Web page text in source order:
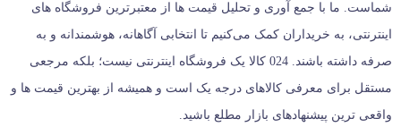
شماست. ما با جمع‌ آوری و تحلیل قیمت‌ ها از معتبرترین فروشگاه‌ های
اینترنتی، به خریداران کمک می‌کنیم تا انتخابی آگاهانه، هوشمندانه و به‌
صرفه داشته باشند. 024 کالا یک فروشگاه اینترنتی نیست؛ بلکه مرجعی
مستقل برای معرفی کالاهای درجه یک است و همیشه از بهترین قیمت‌ ها و
واقعی‌ ترین پیشنهادهای بازار مطلع باشید.